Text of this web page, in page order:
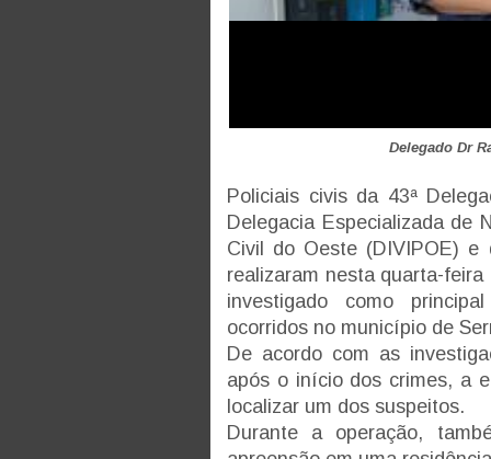
Delegado Dr
Policiais civis da 43ª
Delegacia Especializada de
Civil do Oeste (DIVIPOE) e
realizaram nesta quarta-
investigado como
ocorridos no município de
De acordo com as
após o início dos crimes, a
localizar um dos suspeitos.
Durante a operação,